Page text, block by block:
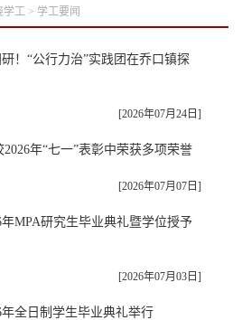
学工 > 学工要闻
！“公行力治”实践团在乔口镇探
[2026年07月24日]
年“七一”表彰中荣获多项荣誉
[2026年07月07日]
MPA研究生毕业典礼暨学位授予
[2026年07月03日]
全日制学生毕业典礼举行